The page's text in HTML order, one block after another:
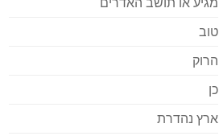
מגיע או תושב האדרים
טוב
הרוק
כן
ארץ נהדרת